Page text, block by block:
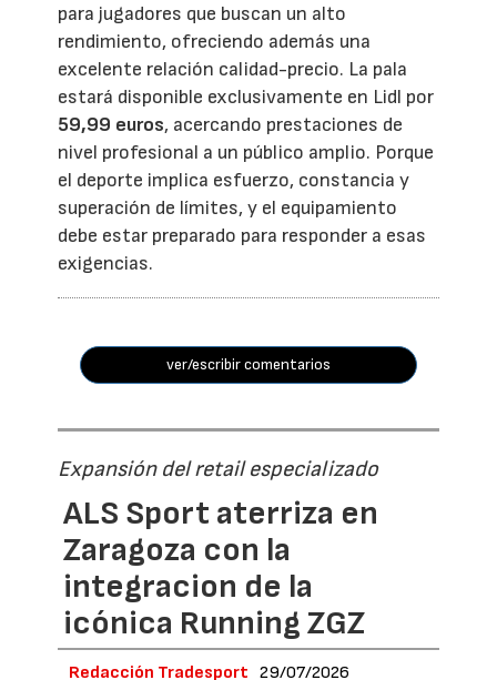
para jugadores que buscan un alto
rendimiento, ofreciendo además una
excelente relación calidad-precio. La pala
estará disponible exclusivamente en Lidl por
59,99 euros, acercando prestaciones de
nivel profesional a un público amplio. Porque
el deporte implica esfuerzo, constancia y
superación de límites, y el equipamiento
debe estar preparado para responder a esas
exigencias.
ver/escribir comentarios
Expansión del retail especializado
ALS Sport aterriza en
Zaragoza con la
integracion de la
icónica Running ZGZ
Redacción Tradesport 29/07/2026